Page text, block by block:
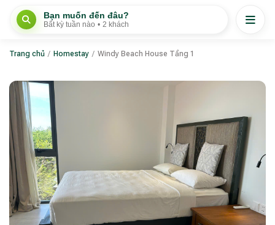
Bạn muốn đến đâu?
Bất kỳ tuần nào • 2 khách
Trang chủ / Homestay / Windy Beach House Tầng 1